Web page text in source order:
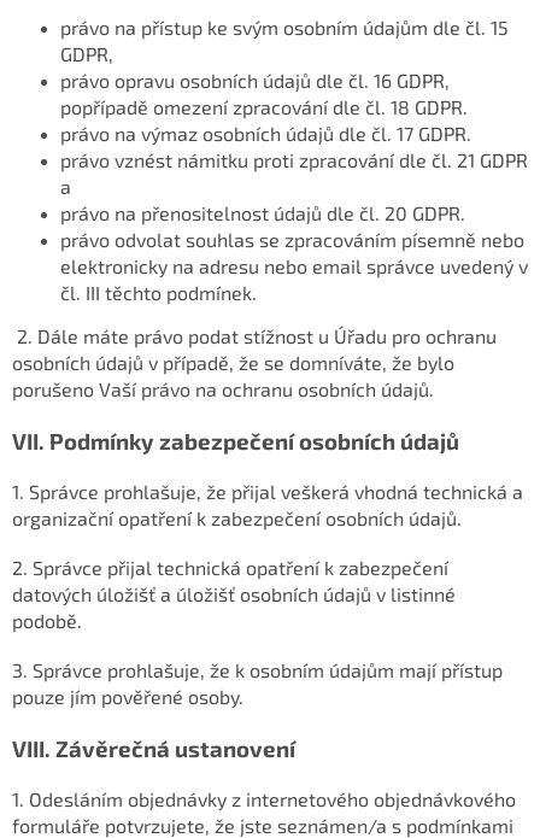
právo na přístup ke svým osobním údajům dle čl. 15
GDPR,
právo opravu osobních údajů dle čl. 16 GDPR,
popřípadě omezení zpracování dle čl. 18 GDPR.
právo na výmaz osobních údajů dle čl. 17 GDPR.
právo vznést námitku proti zpracování dle čl. 21 GDPR
a
právo na přenositelnost údajů dle čl. 20 GDPR.
právo odvolat souhlas se zpracováním písemně nebo
elektronicky na adresu nebo email správce uvedený v
čl. III těchto podmínek.
2. Dále máte právo podat stížnost u Úřadu pro ochranu
osobních údajů v případě, že se domníváte, že bylo
porušeno Vaší právo na ochranu osobních údajů.
VII. Podmínky zabezpečení osobních údajů
1. Správce prohlašuje, že přijal veškerá vhodná technická a
organizační opatření k zabezpečení osobních údajů.
2. Správce přijal technická opatření k zabezpečení
datových úložišť a úložišť osobních údajů v listinné
podobě.
3. Správce prohlašuje, že k osobním údajům mají přístup
pouze jím pověřené osoby.
VIII. Závěrečná ustanovení
1. Odesláním objednávky z internetového objednávkového
formuláře potvrzujete, že jste seznámen/a s podmínkami